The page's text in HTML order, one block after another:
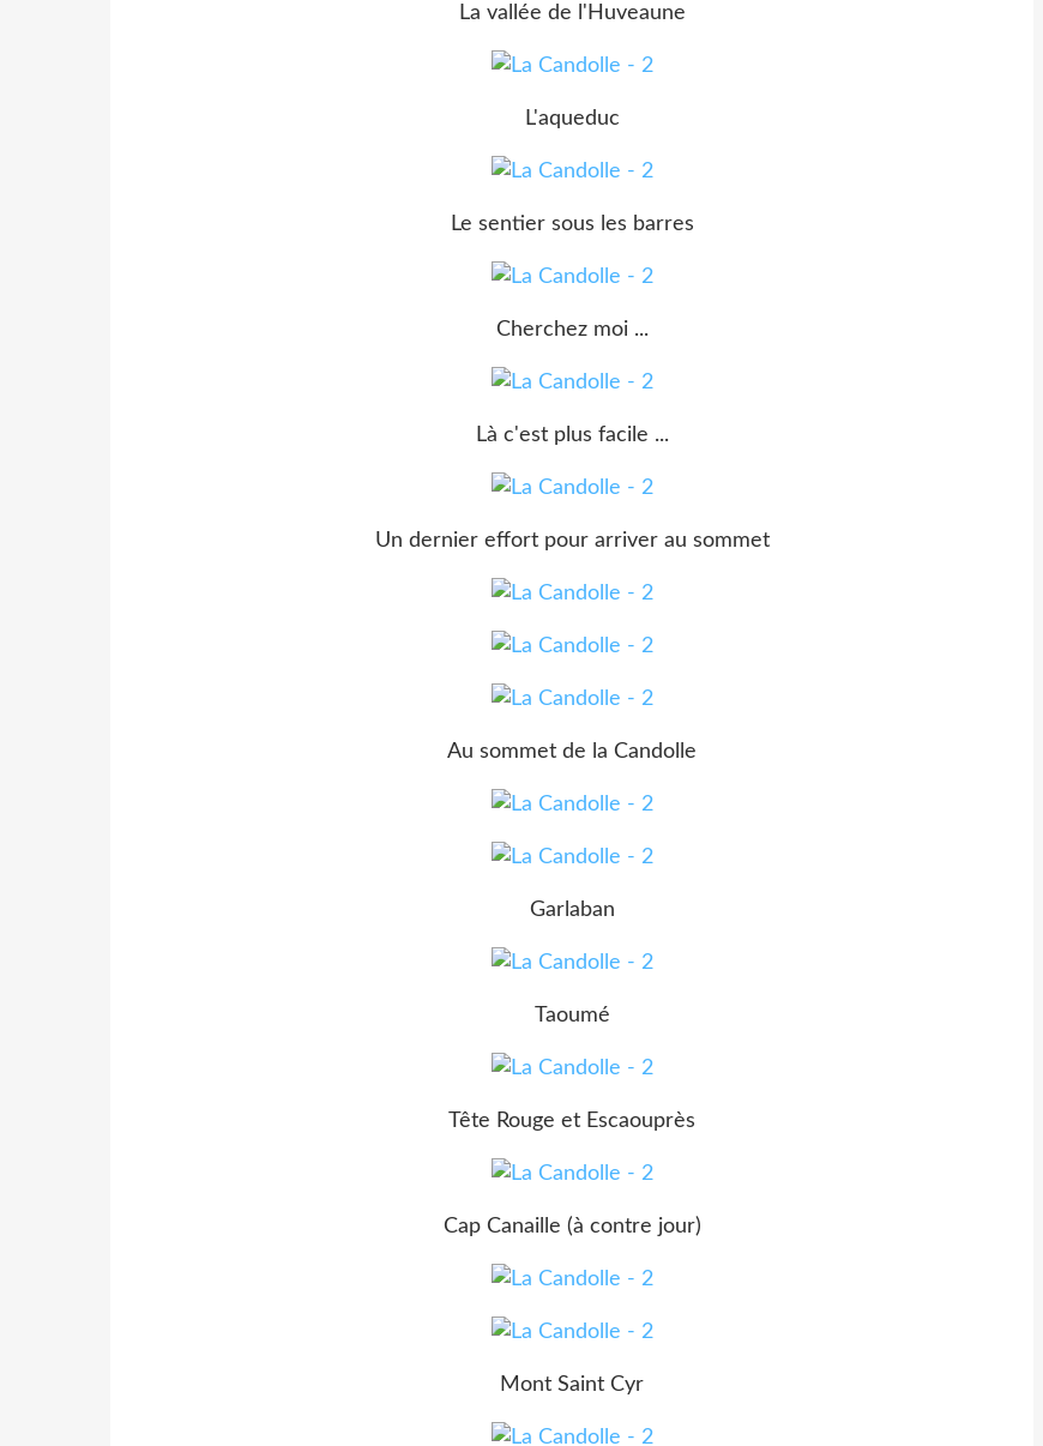
La vallée de l'Huveaune
L'aqueduc
Le sentier sous les barres
Cherchez moi ...
Là c'est plus facile ...
Un dernier effort pour arriver au sommet
Au sommet de la Candolle
Garlaban
Taoumé
Tête Rouge et Escaouprès
Cap Canaille (à contre jour)
Mont Saint Cyr